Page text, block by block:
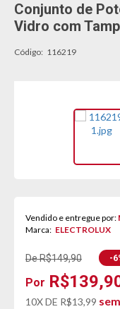
Conjunto de
Vidro com
Código: 116219
Vendido e entregue por:
Marca: ELECTROLUX
De R$149,90 -
10X DE R$13,99